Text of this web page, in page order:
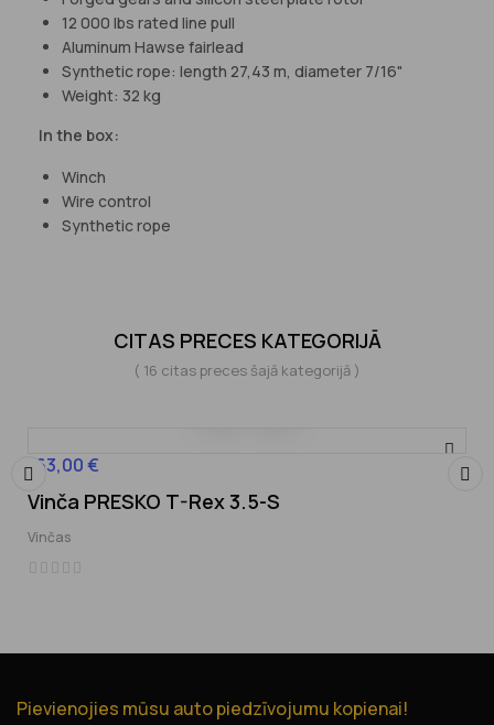
12 000 lbs rated line pull
Aluminum Hawse fairlead
Synthetic rope: length 27,43 m, diameter 7/16"
Weight: 32 kg
In the box:
Winch
Wire control
Synthetic rope
CITAS PRECES KATEGORIJĀ
( 16 citas preces šajā kategorijā )
Cena
163,00 €
Vinča PRESKO T-Rex 3.5-S
Vinčas
‹
Pievienojies mūsu auto piedzīvojumu kopienai!